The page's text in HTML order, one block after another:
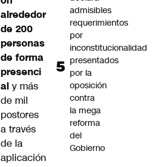
alrededor
de 200
personas
de forma
presenci
al y más
de mil
postores
a través
de la
aplicación
admisibles
requerimientos
por
inconstitucionalidad
presentados
por la
oposición
contra
la mega
reforma
del
Gobierno